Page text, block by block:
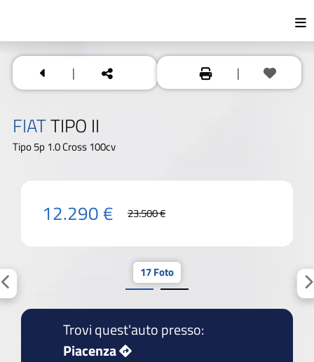
| |
FIATTIPO II
Tipo 5p 1.0 Cross 100cv
12.290 € 23.500 €
17 Foto
Trovi quest'auto presso:
Piacenza